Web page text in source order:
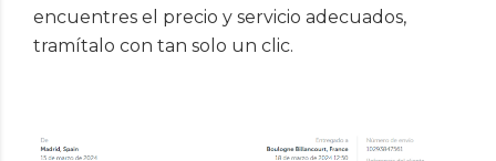
encuentres el precio y servicio adecuados,
tramítalo con tan solo un clic.